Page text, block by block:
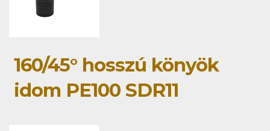
160/45° hosszú könyök
idom PE100 SDR11